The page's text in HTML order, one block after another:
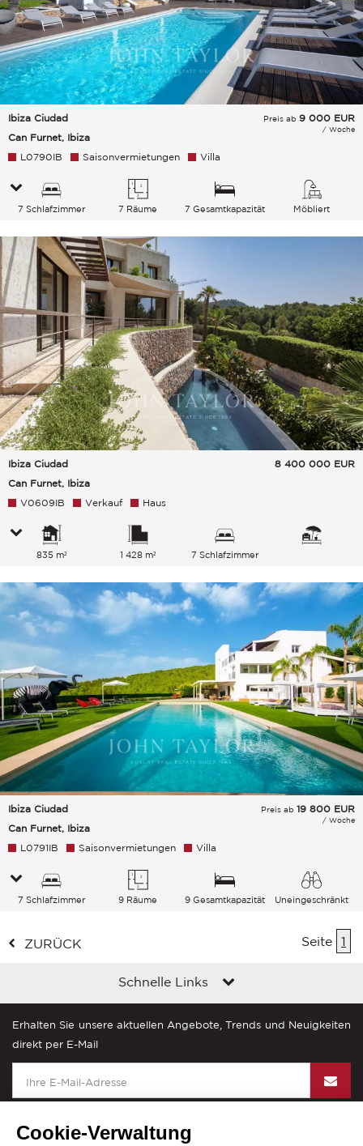
Ibiza Ciudad
Can Furnet, Ibiza
Preis ab 9 000 EUR
/ Woche
L0790IB Saisonvermietungen Villa
7 Schlafzimmer 7 Räume 7 Gesamtkapazität Möbliert
Ibiza Ciudad
Can Furnet, Ibiza
8 400 000 EUR
V0609IB Verkauf Haus
835 m² 1 428 m² 7 Schlafzimmer
Ibiza Ciudad
Can Furnet, Ibiza
Preis ab 19 800 EUR
/ Woche
L0791IB Saisonvermietungen Villa
7 Schlafzimmer 9 Räume 9 Gesamtkapazität
Uneingeschränkt
ZURÜCK Seite 1
Schnelle Links
Erhalten Sie unsere aktuellen Angebote, Trends und Neuigkeiten
direkt per E-Mail
Cookie-Verwaltung